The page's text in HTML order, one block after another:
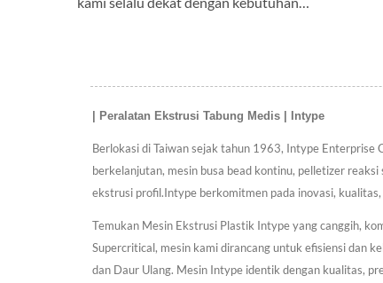
| Peralatan Ekstrusi Tabung Medis | Intype
Berlokasi di Taiwan sejak tahun 1963, Intype
berkelanjutan, mesin busa bead kontinu, pelletizer
ekstrusi profil.Intype berkomitmen pada inovasi,
Temukan Mesin Ekstrusi Plastik Intype yang canggih,
Supercritical, mesin kami dirancang untuk efisiensi dan
dan Daur Ulang. Mesin Intype identik dengan kualitas,